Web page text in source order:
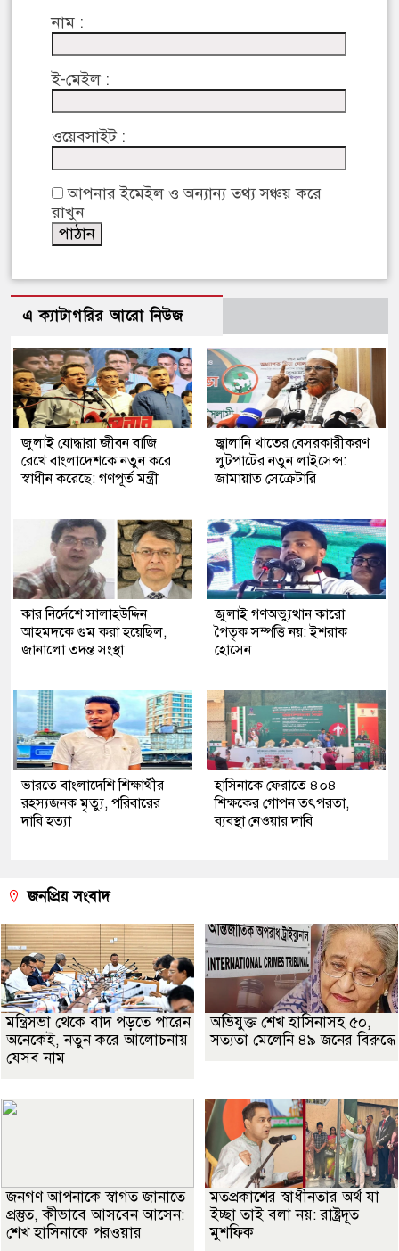
নাম :
ই-মেইল :
ওয়েবসাইট :
আপনার ইমেইল ও অন্যান্য তথ্য সঞ্চয় করে
রাখুন
এ ক্যাটাগরির আরো নিউজ
জুলাই যোদ্ধারা জীবন বাজি
রেখে বাংলাদেশকে নতুন করে
স্বাধীন করেছে: গণপূর্ত মন্ত্রী
জ্বালানি খাতের বেসরকারীকরণ
লুটপাটের নতুন লাইসেন্স:
জামায়াত সেক্রেটারি
কার নির্দেশে সালাহউদ্দিন
আহমদকে গুম করা হয়েছিল,
জানালো তদন্ত সংস্থা
জুলাই গণঅভ্যুত্থান কারো
পৈতৃক সম্পত্তি নয়: ইশরাক
হোসেন
ভারতে বাংলাদেশি শিক্ষার্থীর
রহস্যজনক মৃত্যু, পরিবারের
দাবি হত্যা
হাসিনাকে ফেরাতে ৪০৪
শিক্ষকের গোপন তৎপরতা,
ব্যবস্থা নেওয়ার দাবি
জনপ্রিয় সংবাদ
মন্ত্রিসভা থেকে বাদ পড়তে পারেন
অনেকেই, নতুন করে আলোচনায়
যেসব নাম
অভিযুক্ত শেখ হাসিনাসহ ৫০,
সত্যতা মেলেনি ৪৯ জনের বিরুদ্ধে
জনগণ আপনাকে স্বাগত জানাতে
প্রস্তুত, কীভাবে আসবেন আসেন:
শেখ হাসিনাকে পরওয়ার
মতপ্রকাশের স্বাধীনতার অর্থ যা
ইচ্ছা তাই বলা নয়: রাষ্ট্রদূত
মুশফিক